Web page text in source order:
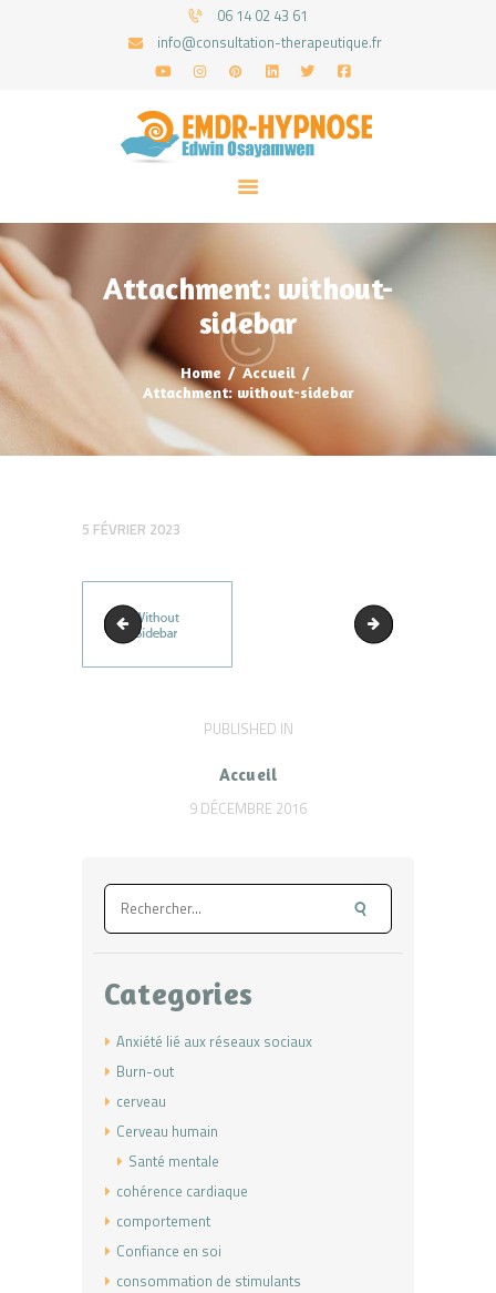
06 14 02 43 61
info@consultation-therapeutique.fr
Attachment: without-
sidebar
Home
Accueil
Attachment: without-sidebar
ACCUEIL
MON APPROCHE
ARTICLES
CONSULTATIONS
PRENEZ UN RDV
5 FÉVRIER 2023
slider3-1 20230520_145318
NavigationPUBLISHED IN
Accueil
9 DÉCEMBRE 2016
Rechercher :
Categories
Anxiété lié aux réseaux sociaux
Burn-out
cerveau
Cerveau humain
Santé mentale
cohérence cardiaque
comportement
Confiance en soi
consommation de stimulants